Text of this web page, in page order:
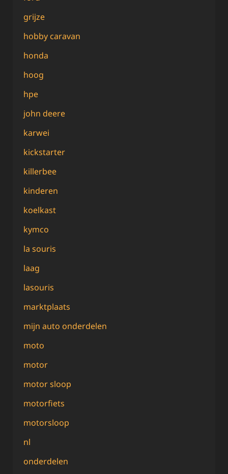
grijze
hobby caravan
honda
hoog
hpe
john deere
karwei
kickstarter
killerbee
kinderen
koelkast
kymco
la souris
laag
lasouris
marktplaats
mijn auto onderdelen
moto
motor
motor sloop
motorfiets
motorsloop
nl
onderdelen